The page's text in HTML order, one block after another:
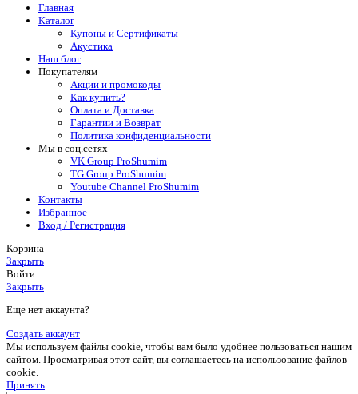
Главная
Каталог
Купоны и Сертификаты
Акустика
Наш блог
Покупателям
Акции и промокоды
Как купить?
Оплата и Доставка
Гарантии и Возврат
Политика конфиденциальности
Мы в соц.сетях
VK Group ProShumim
TG Group ProShumim
Youtube Channel ProShumim
Контакты
Избранное
Вход / Регистрация
Корзина
Закрыть
Войти
Закрыть
Еще нет аккаунта?
Создать аккаунт
Мы используем файлы cookie, чтобы вам было удобнее пользоваться нашим
сайтом. Просматривая этот сайт, вы соглашаетесь на использование файлов
cookie.
Принять